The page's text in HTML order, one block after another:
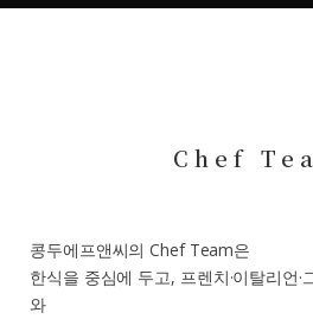
Chef
콩두에프앤씨의 Chef Team은
한식을 중심에 두고, 프렌치·이탈리언
와